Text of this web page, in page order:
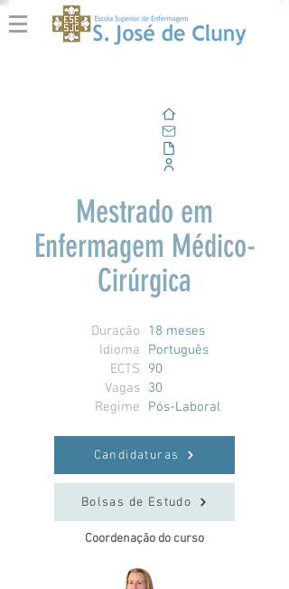
Mestrado em
Enfermagem Médico-
Cirúrgica
Duração
Idioma
ECTS
Vagas
Regime
18 meses
Português
90
30
Pós-Laboral
Candidaturas
Bolsas de Estudo
Coordenação do curso